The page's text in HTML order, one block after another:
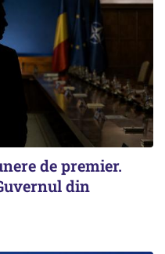
de premier.
din